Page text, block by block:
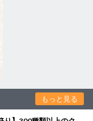
もっと見る